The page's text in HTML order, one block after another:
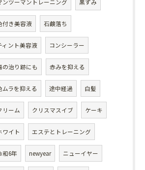
ンツーマントレーニング 黒ずみ
付き美容液 石鹸落ち
ィント美容液 コンシーラー
の治り跡にも 赤みを抑える
ムラを抑える 途中経過 白髪
リーム クリスマスイブ ケーキ
ワイト エステとトレーニング
和6年 newyear ニューイヤー